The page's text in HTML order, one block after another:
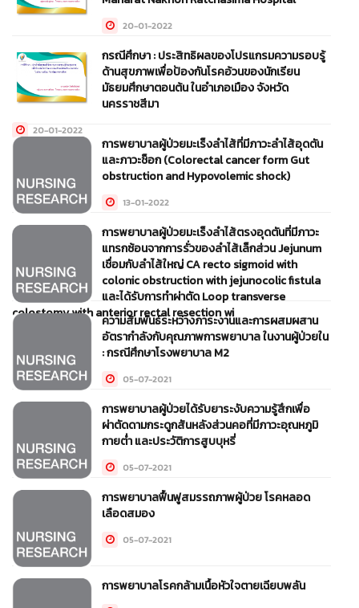
20-01-2022
กรณีศึกษา : ประสิทธิผลของโปรแกรมความรอบรู้
ด้านสุขภาพเพื่อป้องกันโรคอ้วนของนักเรียน
มัธยมศึกษาตอนต้น ในอำเภอเมือง จังหวัด
นครราชสีมา
20-01-2022
การพยาบาลผู้ป่วยมะเร็งลำไส้ที่มีภาวะลำไส้อุดตัน
และภาวะช็อก (Colorectal cancer form Gut
obstruction and Hypovolemic shock)
13-01-2022
การพยาบาลผู้ป่วยมะเร็งลำไส้ตรงอุดตันที่มีภาวะ
แทรกซ้อนจากการรั่วของลำไส้เล็กส่วน Jejunum
เชื่อมกับลำไส้ใหญ่ CA recto sigmoid with
colonic obstruction with jejunocolic fistula
และได้รับการทำผ่าตัด Loop transverse
colostomy with anterior rectal resection wi
ความสัมพันธ์ระหว่างภาระงานและการผสมผสาน
อัตรากำลังกับคุณภาพการพยาบาล ในงานผู้ป่วยใน
: กรณีศึกษาโรงพยาบาล M2
05-07-2021
การพยาบาลผู้ป่วยได้รับยาระงับความรู้สึกเพื่อ
ผ่าตัดดามกระดูกสันหลังส่วนคอที่มีภาวะอุณหภูมิ
กายต่ำ และประวัติการสูบบุหรี่
05-07-2021
การพยาบาลฟื้นฟูสมรรถภาพผู้ป่วย โรคหลอด
เลือดสมอง
05-07-2021
การพยาบาลโรคกล้ามเนื้อหัวใจตายเฉียบพลัน